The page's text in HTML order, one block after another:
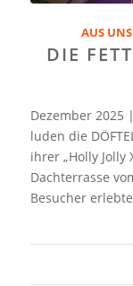
AUS
DIE
Dezember 2025
luden die
ihrer „Holly Jolly
Dachterrasse
Besucher